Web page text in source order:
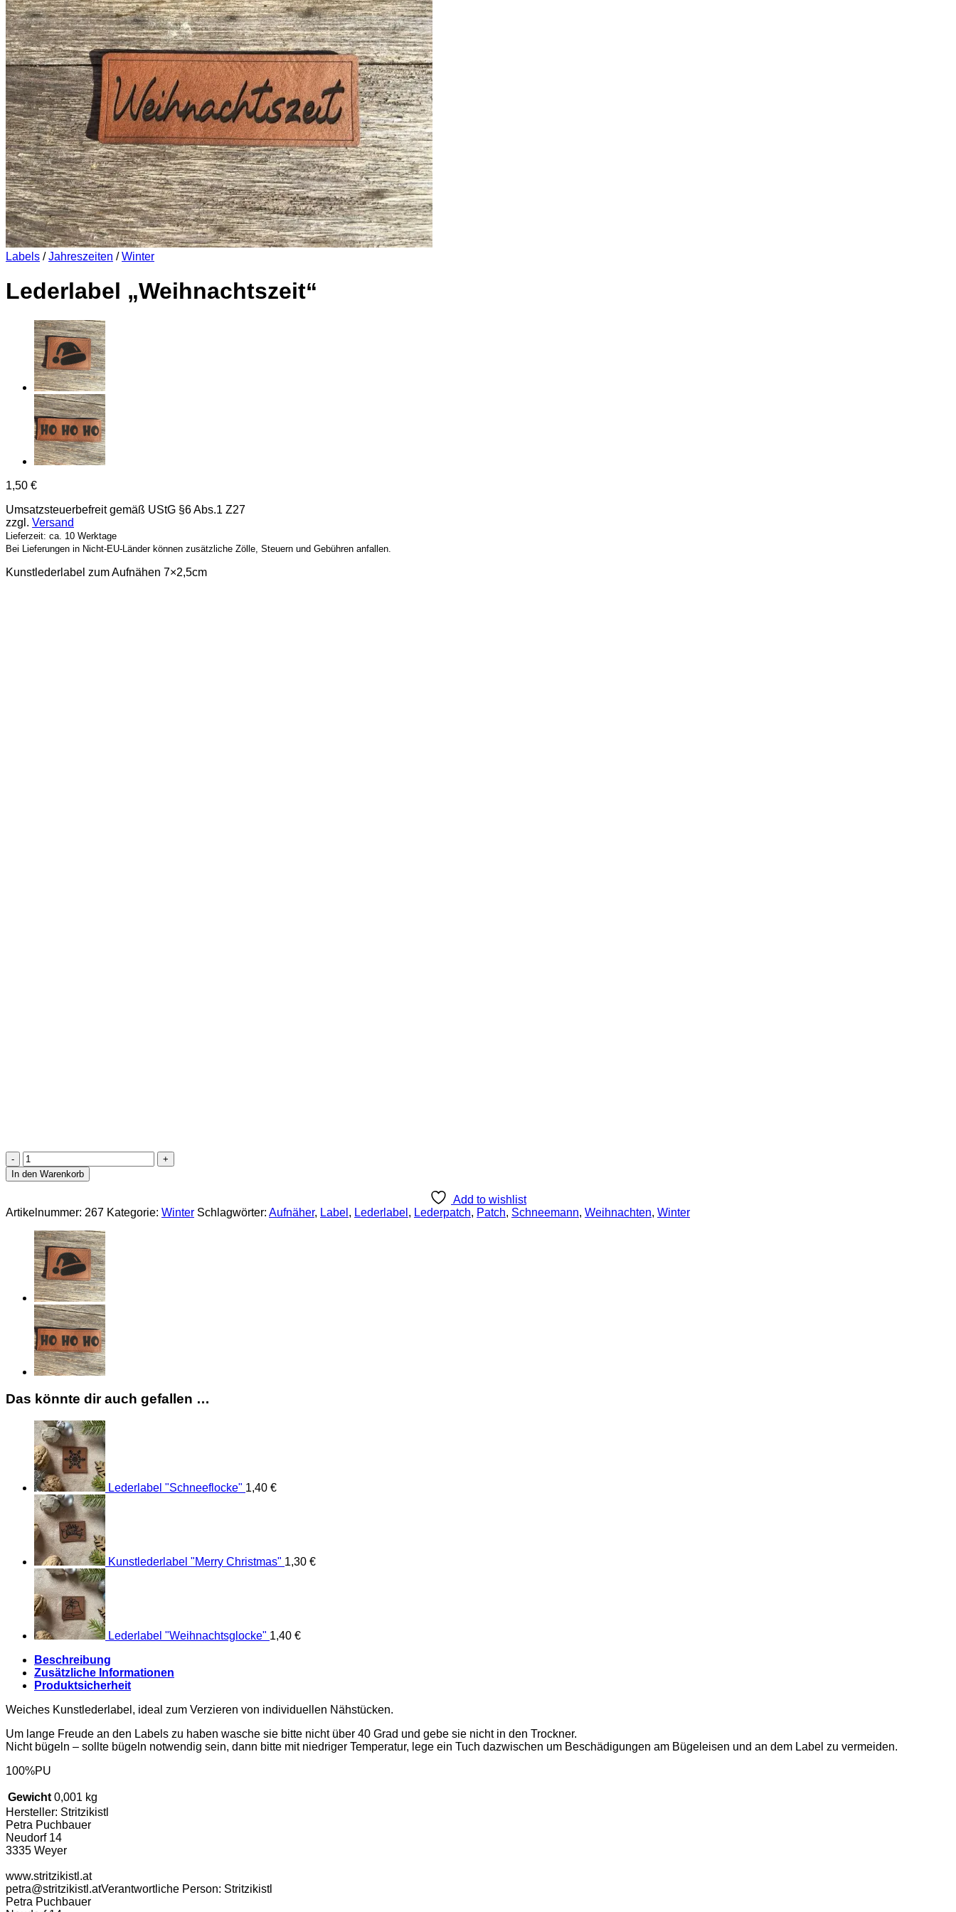
Es befinden sich keine Produkte im Warenkorb.
Zurück zum Shop
0
Warenkorb
Es befinden sich keine Produkte im Warenkorb.
Zurück zum Shop
Labels / Jahreszeiten / Winter
Lederlabel „Weihnachtszeit“
1,50 €
Umsatzsteuerbefreit gemäß UStG §6 Abs.1 Z27
zzgl. Versand
Lieferzeit: ca. 10 Werktage
Bei Lieferungen in Nicht-EU-Länder können zusätzliche Zölle, Steuern und Gebühren anfallen.
Kunstlederlabel zum Aufnähen 7×2,5cm
Lederlabel
"Weihnachtszeit"
Menge
In den Warenkorb
Add to wishlist
Artikelnummer: 267 Kategorie: Winter Schlagwörter: Aufnäher, Label , Lederlabel , Lederpatch, Patch, Schneemann, Weihnachten, Winter
Das könnte dir auch gefallen …
Lederlabel "Schneeflocke" 1,40 €
Kunstlederlabel "Merry Christmas" 1,30 €
Lederlabel "Weihnachtsglocke" 1,40 €
Beschreibung
Zusätzliche Informationen
Produktsicherheit
Weiches Kunstlederlabel, ideal zum Verzieren von individuellen Nähstücken.
Um lange Freude an den Labels zu haben wasche sie bitte nicht über 40 Grad und gebe sie nicht in den Trockner.
Nicht bügeln – sollte bügeln notwendig sein, dann bitte mit niedriger Temperatur, lege ein Tuch dazwischen um Beschädigungen am Bügeleisen und an dem Label zu vermeiden.
100%PU
Gewicht 0,001 kg
Hersteller: Stritzikistl
Petra Puchbauer
Neudorf 14
3335 Weyer
www.stritzikistl.at
petra@stritzikistl.atVerantwortliche Person: Stritzikistl
Petra Puchbauer